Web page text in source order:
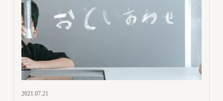
2021.07.21